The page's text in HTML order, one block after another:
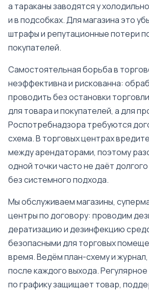
а тараканы заводятся у
и в подсобках. Для магазина это
штрафы и репутационные потери
покупателей.
Самостоятельная борьба в
неэффективна и рискованна:
проводить без остановки
для товара и покупателей, а для
Роспотребнадзора требуются
схема. В торговых центрах
между арендаторами, поэтому
одной точки часто не даёт
без системного подхода.
Мы обслуживаем магазины,
центры по договору: проводим
дератизацию и дезинфекцию
безопасными для торговых
время. Ведём план-схему и
после каждого выхода.
по графику защищает товар,